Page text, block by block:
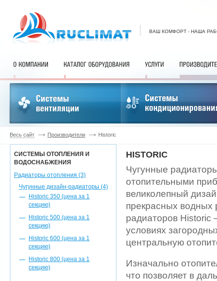
ВАШ КОМФОРТ - НАША
Весь сайт Производители Historic
СИСТЕМЫ ОТОПЛЕНИЯ И
ВОДОСНАБЖЕНИЯ
Радиаторы отопления (3)
Чугунные дизайн-радиаторы (4)
Historic 350 (цена за 1
секцию)
Historic 500 (цена за 1
секцию)
Historic 600 (цена за 1
секцию)
Historic 800 (цена за 1
секцию)
HISTORIC
Чугунные
отопительными
великолепный
прекрасных водных
радиаторов Historic
условиях
центральную
Изначально
что позволяет в